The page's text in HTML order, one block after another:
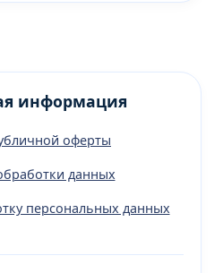
информация
оферты
данных
персональных данных